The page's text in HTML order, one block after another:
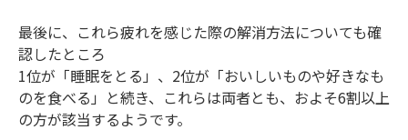
最後に、これら疲れを感じた際の解消方法についても確
認したところ
1位が「睡眠をとる」、2位が「おいしいものや好きなも
のを食べる」と続き、これらは両者とも、およそ6割以上
の方が該当するようです。